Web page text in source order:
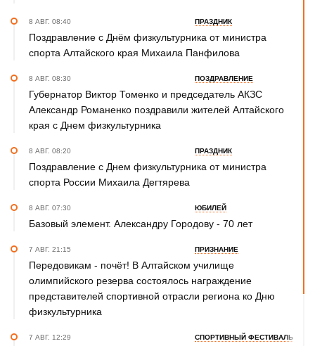
8 АВГ. 08:40 ПРАЗДНИК
Поздравление с Днём физкультурника от министра
спорта Алтайского края Михаила Панфилова
8 АВГ. 08:30 ПОЗДРАВЛЕНИЕ
Губернатор Виктор Томенко и председатель АКЗС
Александр Романенко поздравили жителей Алтайского
края с Днем физкультурника
8 АВГ. 08:20 ПРАЗДНИК
Поздравление с Днем физкультурника от министра
спорта России Михаила Дегтярева
8 АВГ. 07:30 ЮБИЛЕЙ
Базовый элемент. Александру Городову - 70 лет
7 АВГ. 21:15 ПРИЗНАНИЕ
Передовикам - почёт! В Алтайском училище
олимпийского резерва состоялось награждение
представителей спортивной отрасли региона ко Дню
физкультурника
7 АВГ. 12:29 СПОРТИВНЫЙ ФЕСТИВАЛЬ